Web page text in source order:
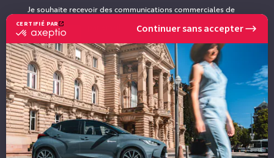
CERTIFIÉ PAR
certifié
Axeptio
-
En
savoir
plus
sur
Axeptio
Continuer sans accepter
Je souhaite recevoir des communications commerciales de
TOYS MOTORS
par SMS
En cochant cette case, vous acceptez de recevoir nos
communications. Ces communications intègrent des pixels de
suivi pour l'analyse du taux d'ouverture à des fins de
délivrabilité et pour mesurer et optimiser les campagnes
conformément à notrepolitique de confidentialité.
Envoyer ma demande